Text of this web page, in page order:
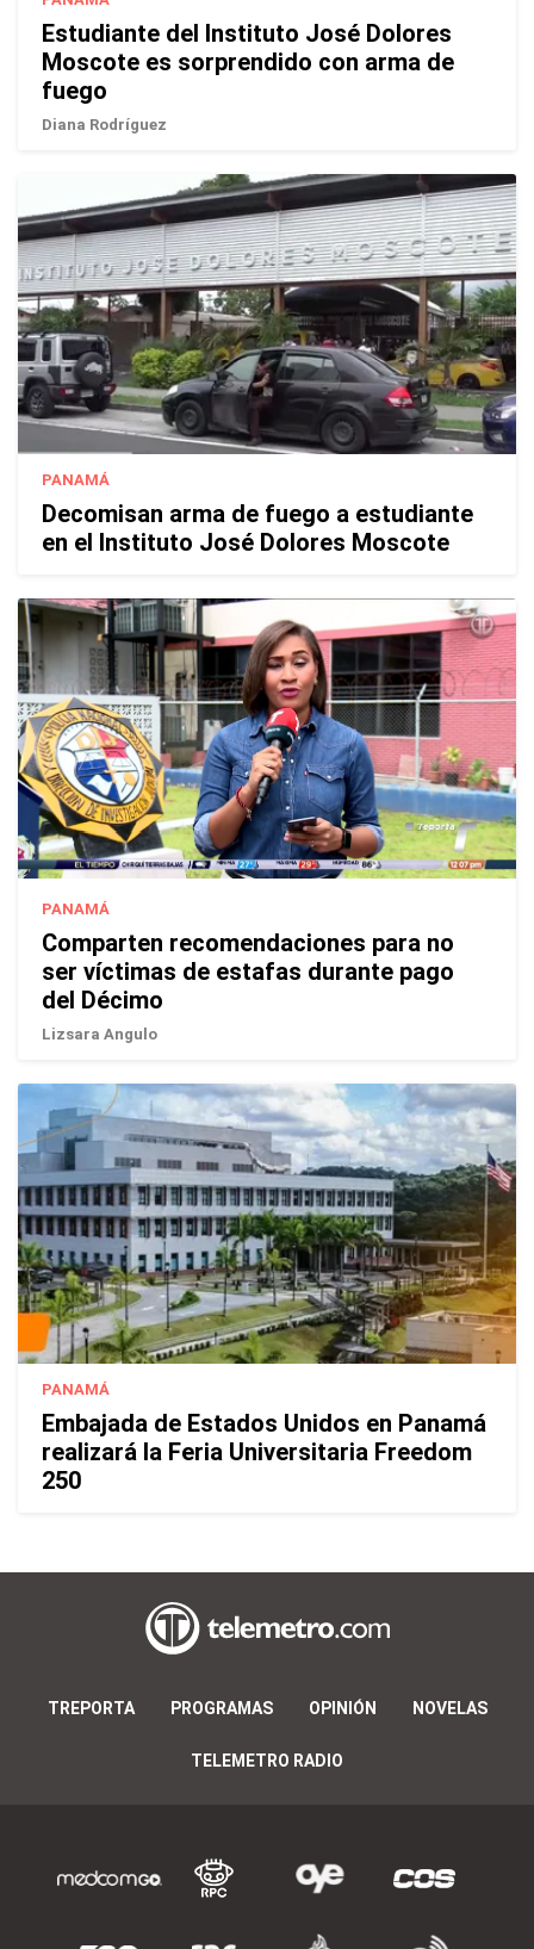
Estudiante del Instituto José Dolores
Moscote es sorprendido con arma de
fuego
Diana Rodríguez
PANAMÁ
Decomisan arma de fuego a estudiante
en el Instituto José Dolores Moscote
PANAMÁ
Comparten recomendaciones para no
ser víctimas de estafas durante pago
del Décimo
Lizsara Angulo
PANAMÁ
Embajada de Estados Unidos en Panamá
realizará la Feria Universitaria Freedom
250
TREPORTA PROGRAMAS OPINIÓN NOVELAS
TELEMETRO RADIO